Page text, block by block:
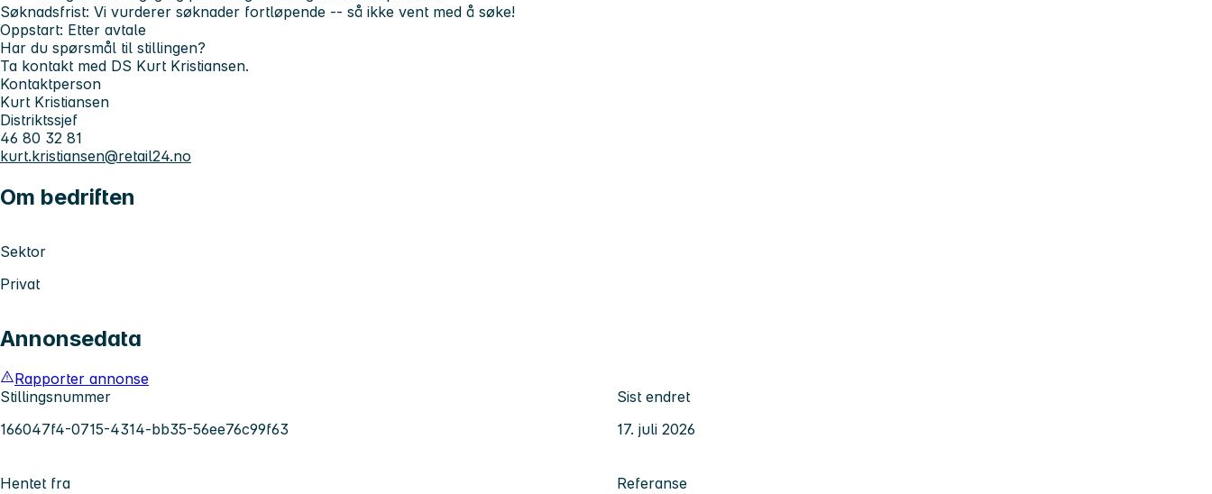
Søknadsfrist: Vi vurderer søknader fortløpende -- så ikke vent med å søke!
Oppstart: Etter avtale
Har du spørsmål til stillingen?
Ta kontakt med DS Kurt Kristiansen.
Kontaktperson
Kurt Kristiansen
Distriktssjef
46 80 32 81
kurt.kristiansen@retail24.no
Om bedriften
Sektor
Privat
Annonsedata
Rapporter annonse
Stillingsnummer
166047f4-0715-4314-bb35-56ee76c99f63
Sist endret
17. juli 2026
Hentet fra
Referanse